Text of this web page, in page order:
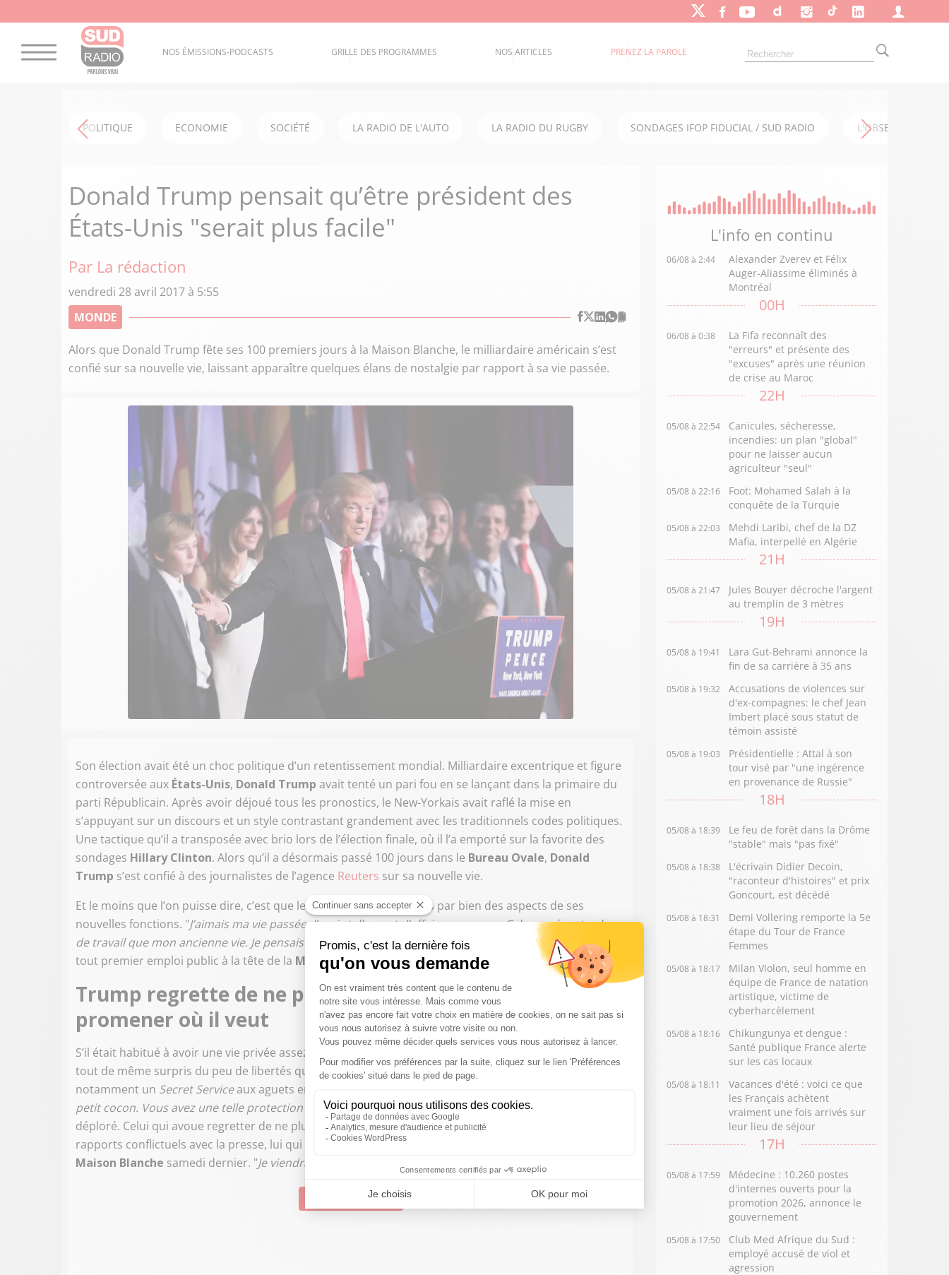
NOS ÉMISSIONS-PODCASTS GRILLE DES PROGRAMMES NOS ARTICLES PRENEZ LA PAROLE
POLITIQUE ECONOMIE SOCIÉTÉ LA RADIO DE L'AUTO LA RADIO DU RUGBY SONDAGES IFOP FIDUCIAL / SUD RADIO L'OBSERVATOIRE
Donald Trump pensait qu’être président des
États-Unis "serait plus facile"
Par La rédaction
vendredi 28 avril 2017 à 5:55
MONDE
Alors que Donald Trump fête ses 100 premiers jours à la Maison Blanche, le milliardaire américain s’est
confié sur sa nouvelle vie, laissant apparaître quelques élans de nostalgie par rapport à sa vie passée.
Son élection avait été un choc politique d’un retentissement mondial. Milliardaire excentrique et figure
controversée aux États-Unis, Donald Trump avait tenté un pari fou en se lançant dans la primaire du
parti Républicain. Après avoir déjoué tous les pronostics, le New-Yorkais avait raflé la mise en
s’appuyant sur un discours et un style contrastant grandement avec les traditionnels codes politiques.
Une tactique qu’il a transposée avec brio lors de l’élection finale, où il l’a emporté sur la favorite des
sondages Hillary Clinton. Alors qu’il a désormais passé 100 jours dans le Bureau Ovale, Donald
Trump s’est confié à des journalistes de l’agence Reuters sur sa nouvelle vie.
Et le moins que l’on puisse dire, c’est que le chef d’État a été surpris par bien des aspects de ses
nouvelles fonctions. "J’aimais ma vie passée. J’avais tellement d’affaires en cours. Cela représente plus
de travail que mon ancienne vie. Je pensais que ce serait plus facile", a déclaré celui qui occupe son
tout premier emploi public à la tête de la Maison Blanche.
Trump regrette de ne plus pouvoir conduire et se
promener où il veut
S’il était habitué à avoir une vie privée assez limitée en tant que milliardaire,
tout de même surpris du peu de libertés que la fonction de président desÉtats-Unis
notamment un Secret Serviceaux aguets en permanence autour de lui. "
petit cocon. Vous avez une telle protection que vous ne pouvez pas vraiment aller nulle par
déploré. Celui qui avoue regretter de ne plus pouvoir conduire lui-même a également évoqué ses
rapports conflictuels avec la presse, lui qui a boycotté le traditionnel dîner des correspondants à la
Maison Blanche samedi dernier. "Je viendrai l’année prochaine, absolument ", a-t-il toutefois promis.
Suivre Sud Radio
L'info en continu
06/08 à 2:44
Alexander Zverev et Félix
Auger-Aliassime éliminés à
Montréal
00H
06/08 à 0:38
La Fifa reconnaît des
"erreurs" et présente des
"excuses" après une réunion
de crise au Maroc
22H
05/08 à 22:54
Canicules, sécheresse,
incendies: un plan "global"
pour ne laisser aucun
agriculteur "seul"
05/08 à 22:16
Foot: Mohamed Salah à la
conquête de la Turquie
05/08 à 22:03
Mehdi Laribi, chef de la DZ
Mafia, interpellé en Algérie
21H
05/08 à 21:47
Jules Bouyer décroche l'argent
au tremplin de 3 mètres
19H
05/08 à 19:41
Lara Gut-Behrami annonce la
fin de sa carrière à 35 ans
05/08 à 19:32
Accusations de violences sur
d'ex-compagnes: le chef Jean
Imbert placé sous statut de
témoin assisté
05/08 à 19:03
Présidentielle : Attal à son
tour visé par "une ingérence
en provenance de Russie"
18H
05/08 à 18:39
Le feu de forêt dans la Drôme
"stable" mais "pas fixé"
05/08 à 18:38
L'écrivain Didier Decoin,
"raconteur d'histoires" et prix
Goncourt, est décédé
05/08 à 18:31
Demi Vollering remporte la 5e
étape du Tour de France
Femmes
05/08 à 18:17
Milan Violon, seul homme en
équipe de France de natation
artistique, victime de
cyberharcèlement
05/08 à 18:16
Chikungunya et dengue :
Santé publique France alerte
sur les cas locaux
05/08 à 18:11
Vacances d'été : voici ce que
les Français achètent
vraiment une fois arrivés sur
leur lieu de séjour
17H
05/08 à 17:59
Médecine : 10.260 postes
d'internes ouverts pour la
promotion 2026, annonce le
gouvernement
05/08 à 17:50
Club Med Afrique du Sud :
employé accusé de viol et
agression